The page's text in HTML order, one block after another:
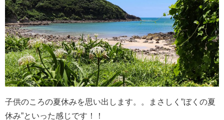
子供のころの夏休みを思い出します。。まさしく”ぼくの夏
休み”といった感じです！！